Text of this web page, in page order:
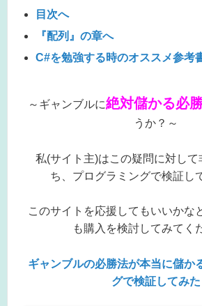
目次へ
『配列』の章へ
C#を勉強する時のオススメ参考
～ギャンブルに絶対儲かる必
うか？～
私(サイト主)はこの疑問に対し
ち、プログラミングで検証し
このサイトを応援してもいいかな
も購入を検討してみてく
ギャンブルの必勝法が本当に儲か
グで検証してみた